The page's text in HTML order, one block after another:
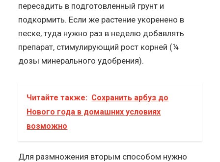
пересадить в подготовленный грунт и
подкормить. Если же растение укоренено в
песке, туда нужно раз в неделю добавлять
препарат, стимулирующий рост корней (¼
дозы минерального удобрения).
Читайте также: Сохранить арбуз до
Нового года в домашних условиях
возможно
Для размножения вторым способом нужно